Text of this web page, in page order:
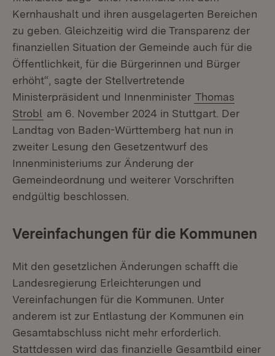
Kernhaushalt und ihren ausgelagerten Bereichen
zu geben. Gleichzeitig wird die Transparenz der
finanziellen Situation der Gemeinde auch für die
Öffentlichkeit, für die Bürgerinnen und Bürger
erhöht“, sagte der Stellvertretende
Ministerpräsident und Innenminister Thomas
Strobl am 6. November 2024 in Stuttgart. Der
Landtag von Baden-Württemberg hat nun in
zweiter Lesung den Gesetzentwurf des
Innenministeriums zur Änderung der
Gemeindeordnung und weiterer Vorschriften
endgültig beschlossen.
Vereinfachungen für die Kommunen
Mit den gesetzlichen Änderungen schafft die
Landesregierung Erleichterungen und
Vereinfachungen für die Kommunen. Unter
anderem ist zur Entlastung der Kommunen ein
Gesamtabschluss nicht mehr erforderlich.
Stattdessen wird das finanzielle Gesamtbild einer